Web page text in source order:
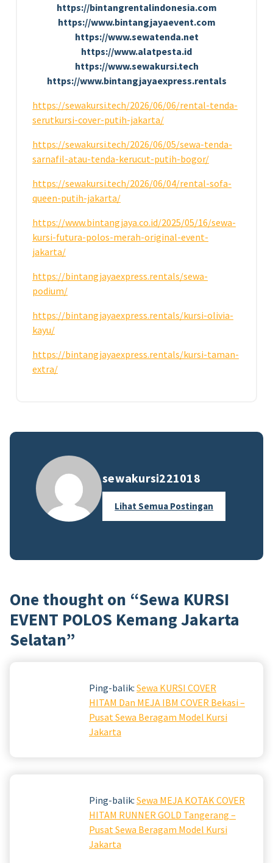
https://bintangrentalindonesia.com
https://www.bintangjayaevent.com
https://www.sewatenda.net
https://www.alatpesta.id
https://www.sewakursi.tech
https://www.bintangjayaexpress.rentals
https://sewakursi.tech/2026/06/06/rental-tenda-
serutkursi-cover-putih-jakarta/
https://sewakursi.tech/2026/06/05/sewa-tenda-
sarnafil-atau-tenda-kerucut-putih-bogor/
https://sewakursi.tech/2026/06/04/rental-sofa-
queen-putih-jakarta/
https://www.bintangjaya.co.id/2025/05/16/sewa-
kursi-futura-polos-merah-original-event-
jakarta/
https://bintangjayaexpress.rentals/sewa-
podium/
https://bintangjayaexpress.rentals/kursi-olivia-
kayu/
https://bintangjayaexpress.rentals/kursi-taman-
extra/
sewakursi221018
Lihat Semua Postingan
One thought on “Sewa KURSI
EVENT POLOS Kemang Jakarta
Selatan”
Ping-balik: Sewa KURSI COVER
HITAM Dan MEJA IBM COVER Bekasi –
Pusat Sewa Beragam Model Kursi
Jakarta
Ping-balik: Sewa MEJA KOTAK COVER
HITAM RUNNER GOLD Tangerang –
Pusat Sewa Beragam Model Kursi
Jakarta